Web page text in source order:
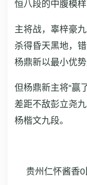
恒八段的中腹模
主将战，辜梓豪
杀得昏天黑地，
杨鼎新以最小优势
但杨鼎新主将“赢
差距不敌彭立尧
杨楷文九段。
贵州仁怀酱香